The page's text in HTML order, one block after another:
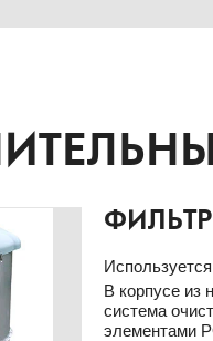
В корпусе из
система
элементами